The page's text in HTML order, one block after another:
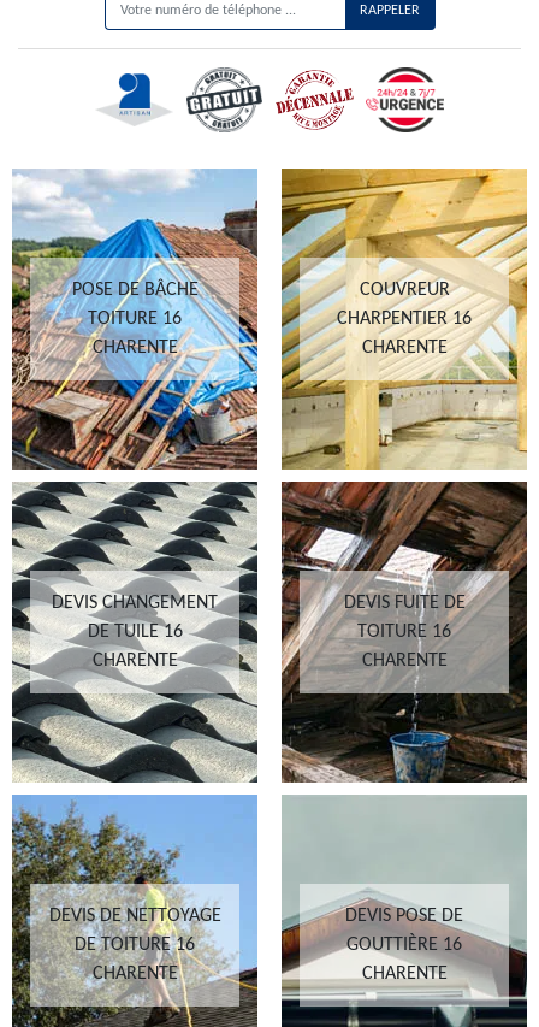
POSE DE BÂCHE
TOITURE 16
CHARENTE
COUVREUR
CHARPENTIER 16
CHARENTE
DEVIS CHANGEMENT
DE TUILE 16
CHARENTE
DEVIS FUITE DE
TOITURE 16
CHARENTE
DEVIS DE NETTOYAGE
DE TOITURE 16
CHARENTE
DEVIS POSE DE
GOUTTIÈRE 16
CHARENTE